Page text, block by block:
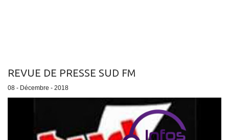
REVUE DE PRESSE SUD FM
08 - Décembre - 2018